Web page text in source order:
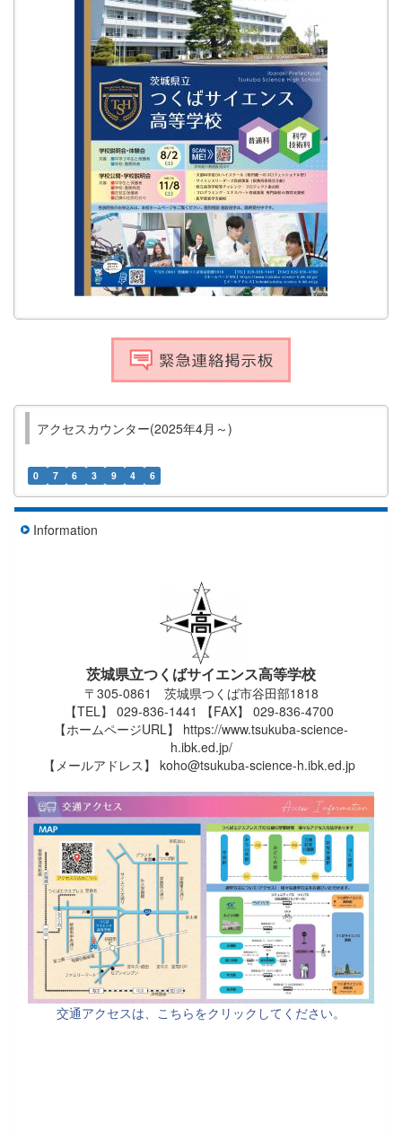
アクセスカウンター(2025年4月～)
0 7 6 3 9 4 6
Information
茨城県立つくばサイエンス高等学校
〒305-0861 茨城県つくば市谷田部1818
【TEL】 029-836-1441 【FAX】 029-836-4700
【ホームページURL】 https://www.tsukuba-science-
h.ibk.ed.jp/
【メールアドレス】 koho@tsukuba-science-h.ibk.ed.jp
交通アクセスは、こちらをクリックしてください。